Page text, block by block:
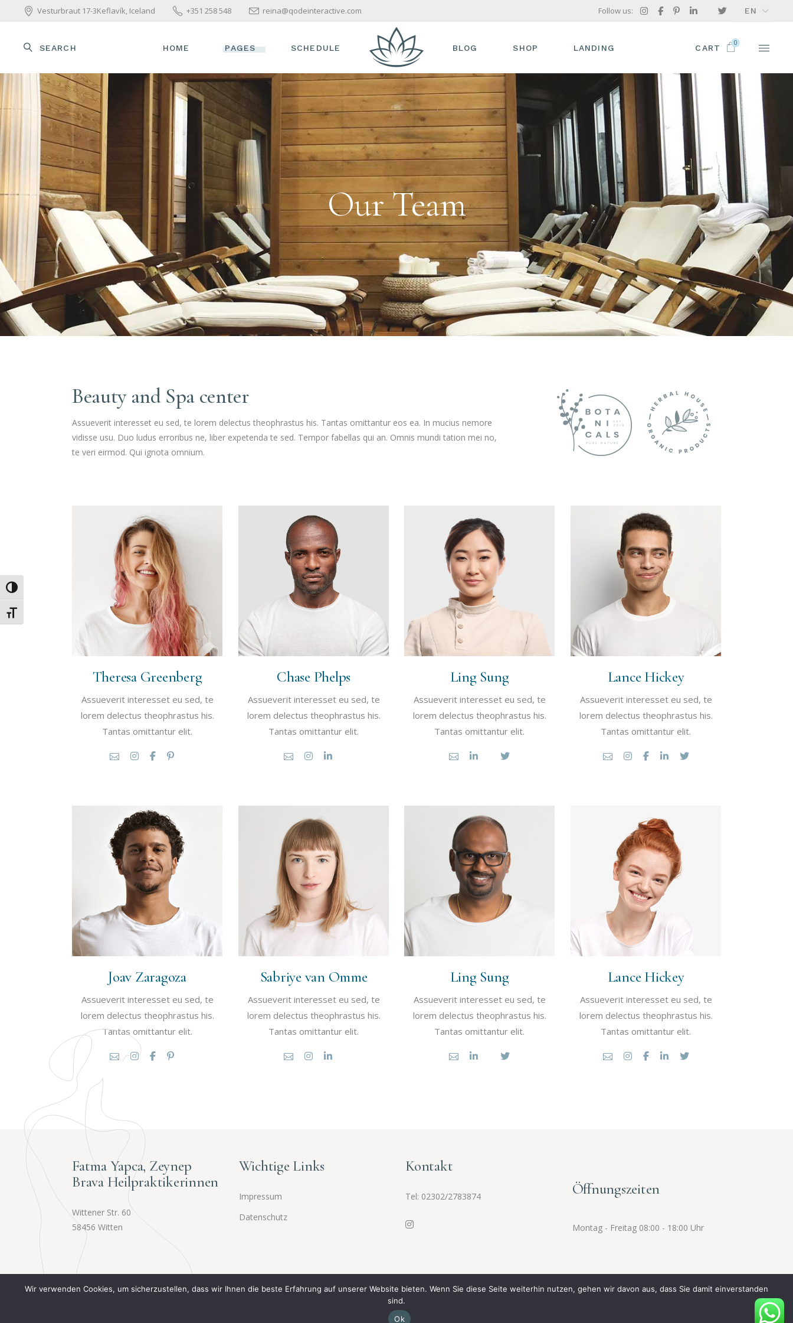
Umschalten auf hohe Kontraste
Schrift vergrößern
Vesturbraut 17-3Keflavík, Iceland +351 258 548 reina@qodeinteractive.com Follow us: EN
SEARCH HOME
MAIN HOME
WELLNESS HOME
BEAUTY CENTER
SKINCARE HOME
PARALLAX SHOWCASE
YAPCA&BRAVA
HEILPRAXIS
COMING SOON
PAGES
ABOUT US
OUR TEAM
OUR SERVICES
PACKAGES & OFFERS
PRICE LIST
GET IN TOUCH
SCHEDULE
TIMETABLE
TREATMENT SINGLE
BLOG
RIGHT SIDEBAR
LEFT SIDEBAR
NO SIDEBAR
COMPACT
POST TYPES
SHOP
SHOP LIST
PRODUCT SINGLE
SHOP LAYOUTS
SHOP PAGES
LANDING CART
0
Our Team
Beauty and Spa center
Assueverit interesset eu sed, te lorem delectus theophrastus his. Tantas omittantur eos ea. In mucius nemore
vidisse usu. Duo ludus erroribus ne, liber expetenda te sed. Tempor fabellas qui an. Omnis mundi tation mei no,
te veri eirmod. Qui ignota omnium.
Theresa Greenberg
Assueverit interesset eu sed, te
lorem delectus theophrastus his.
Tantas omittantur elit.
Chase Phelps
Assueverit interesset eu sed, te
lorem delectus theophrastus his.
Tantas omittantur elit.
Ling Sung
Assueverit interesset eu sed, te
lorem delectus theophrastus his.
Tantas omittantur elit.
Lance Hickey
Assueverit interesset eu sed, te
lorem delectus theophrastus his.
Tantas omittantur elit.
Joav Zaragoza
Assueverit interesset eu sed, te
lorem delectus theophrastus his.
Tantas omittantur elit.
Sabriye van Omme
Assueverit interesset eu sed, te
lorem delectus theophrastus his.
Tantas omittantur elit.
Ling Sung
Assueverit interesset eu sed, te
lorem delectus theophrastus his.
Tantas omittantur elit.
Lance Hickey
Assueverit interesset eu sed, te
lorem delectus theophrastus his.
Tantas omittantur elit.
Fatma Yapca, Zeynep
Brava Heilpraktikerinnen
Wittener Str. 60
58456 Witten
Wichtige Links
Impressum
Datenschutz
Kontakt
Tel: 02302/2783874 Öffnungszeiten
Montag - Freitag 08:00 - 18:00 Uhr
© 2025 Fatma Yapca Heilpraktikerin. Alle Rechte vorbehalten,
Wir verwenden Cookies, um sicherzustellen, dass wir Ihnen die beste Erfahrung auf unserer Website bieten. Wenn Sie diese Seite weiterhin nutzen, gehen wir davon aus, dass Sie damit einverstanden
sind.
Ok